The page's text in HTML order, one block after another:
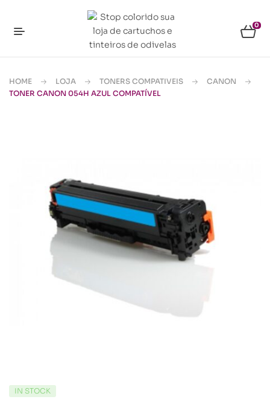
0
HOME LOJA TONERS COMPATIVEIS
CANON
TONER CANON 054H AZUL COMPATÍVEL
IN STOCK